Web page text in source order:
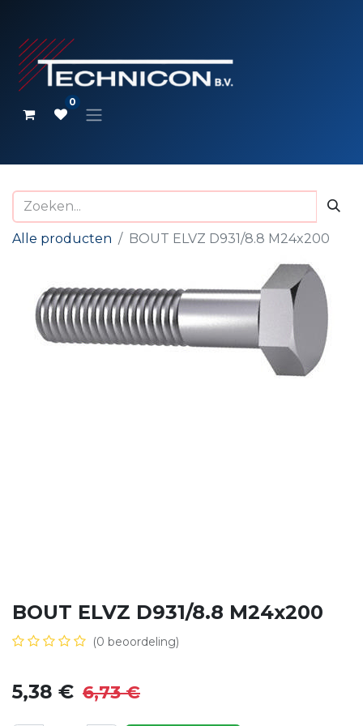
0
Alle producten BOUT ELVZ D931/8.8 M24x200
BOUT ELVZ D931/8.8 M24x200
(0 beoordeling)
5,38 € 6,73€